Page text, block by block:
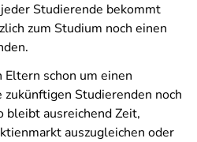
Studierende bekommt
zum Studium noch einen
schon um einen
zukünftigen Studierenden noch
bleibt ausreichend Zeit,
auszugleichen oder